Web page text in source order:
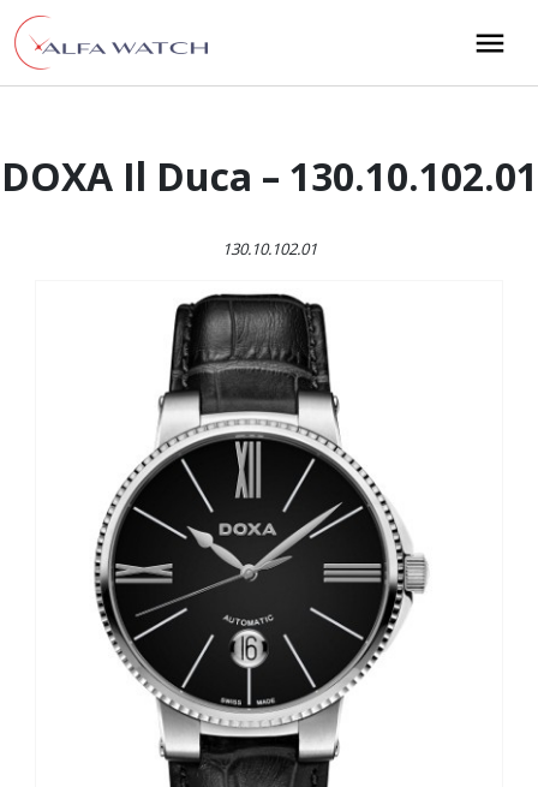
Przejdź do treści
Main Navigation
DOXA Il Duca – 130.10.102.01
130.10.102.01